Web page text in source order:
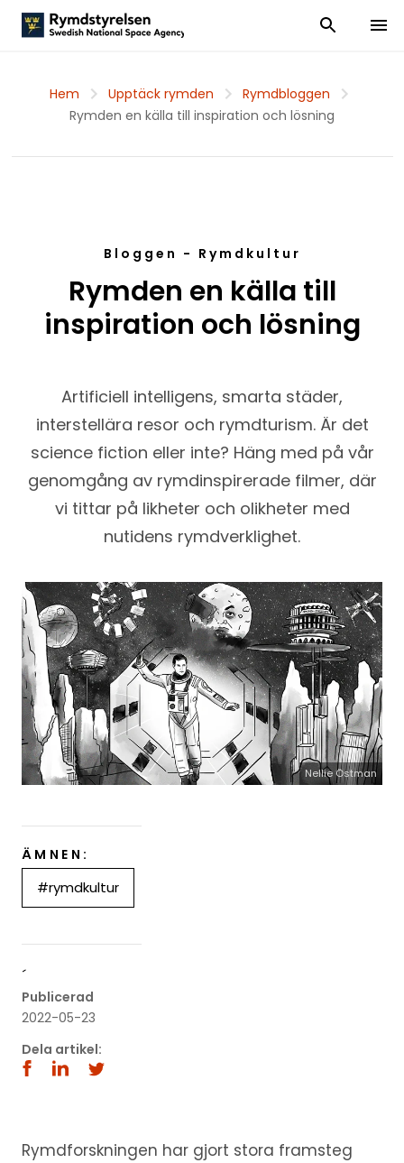
Visa och dölj
Visa
Hem Upptäck rymden
Rymdbloggen
Rymden en källa till inspiration och lösning
Bloggen - Rymdkultur
Rymden en källa till
inspiration och lösning
Artificiell intelligens, smarta städer,
interstellära resor och rymdturism. Är det
science fiction eller inte? Häng med på vår
genomgång av rymdinspirerade filmer, där
vi tittar på likheter och olikheter med
nutidens rymdverklighet.
Nellie Östman
ÄMNEN:
#rymdkultur
´
Publicerad
2022-05-23
Dela artikel:
Rymdforskningen har gjort stora framsteg